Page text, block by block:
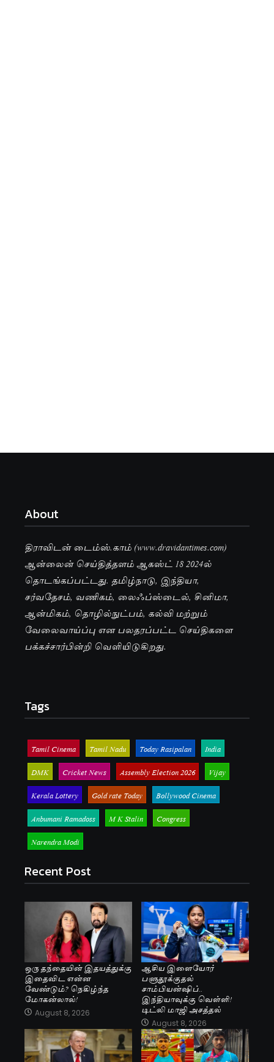
About
திராவிடன் டைம்ஸ்.காம் (www.dravidantimes.com)
ஆன்லைன் செய்தித்தளம் ஆகஸ்ட் 18 2024ல்
தொடங்கப்பட்டது. தமிழ்நாடு, இந்தியா,
சர்வதேசம், வணிகம், லைஃப்ஸ்டைல், சினிமா,
ஆன்மிகம், தொழில்நுட்பம், கல்வி மற்றும்
வேலைவாய்ப்பு என பலதரப்பட்ட செய்திகளை
பக்கச்சார்பின்றி வெளியிடுகிறது.
Tags
Tamil Cinema Tamil Nadu Today Rasipalan
India
DMK
Cricket News Assembly Election 2026
Vijay
Kerala Lottery
Gold rate Today
Bollywood Cinema
Anbumani Ramadoss
M K Stalin
Congress
Narendra Modi
Recent Post
ஒரு தந்தையின் இதயத்துக்கு
இதைவிட என்ன
வேண்டும்? நெகிழ்ந்த
மோகன்லால்!
August 8, 2026
ஆசிய இளையோர்
பளுதூக்குதல்
சாம்பியன்ஷிப்..
இந்தியாவுக்கு வெள்ளி!
டிட்லி மாஜி அசத்தல்
August 8, 2026